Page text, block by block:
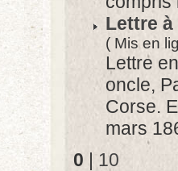
Lettre à
( Mis en
Lettre
oncle,
Corse.
mars
0
10